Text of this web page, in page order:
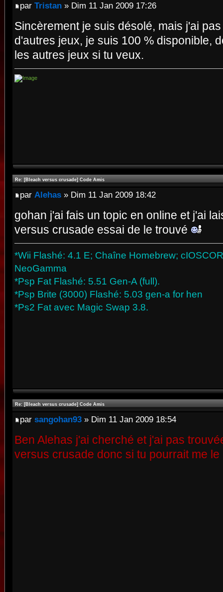
par Tristan » Dim 11 Jan 2009 17:26
Sincèrement je suis désolé, mais j'ai
d'autres jeux, je suis 100 % disponible,
les autres jeux si tu veux.
Re: [Bleach versus crusade] Code Amis
par Alehas » Dim 11 Jan 2009 18:42
gohan j'ai fais un topic en online et j'ai
versus crusade essai de le trouvé
*Wii Flashé: 4.1 E; Chaîne Homebrew;
NeoGamma
*Psp Fat Flashé: 5.51 Gen-A (full).
*Psp Brite (3000) Flashé: 5.03 gen-a for hen
*Ps2 Fat avec Magic Swap 3.8.
Re: [Bleach versus crusade] Code Amis
par sangohan93 » Dim 11 Jan 2009 18:54
Ben Alehas j'ai cherché et j'ai pas
versus crusade donc si tu pourrait me